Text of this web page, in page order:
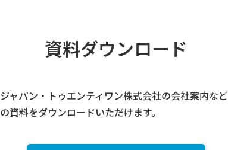
資料ダウンロード
ジャパン・トゥエンティワン株式会社​の会社案内など
の資料をダウンロードいただけます。